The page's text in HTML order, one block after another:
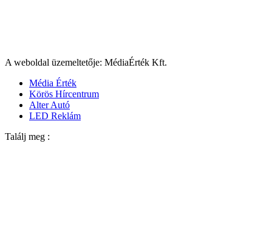
A weboldal üzemeltetője: MédiaÉrték Kft.
Média Érték
Körös Hírcentrum
Alter Autó
LED Reklám
Találj meg :